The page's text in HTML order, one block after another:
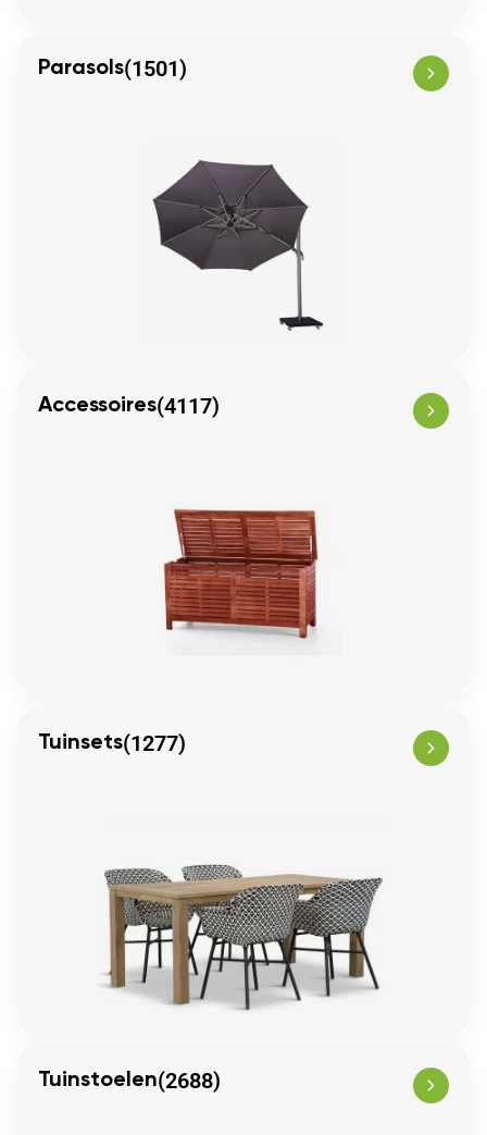
Parasols(1501)
Accessoires(4117)
Tuinsets(1277)
Tuinstoelen(2688)